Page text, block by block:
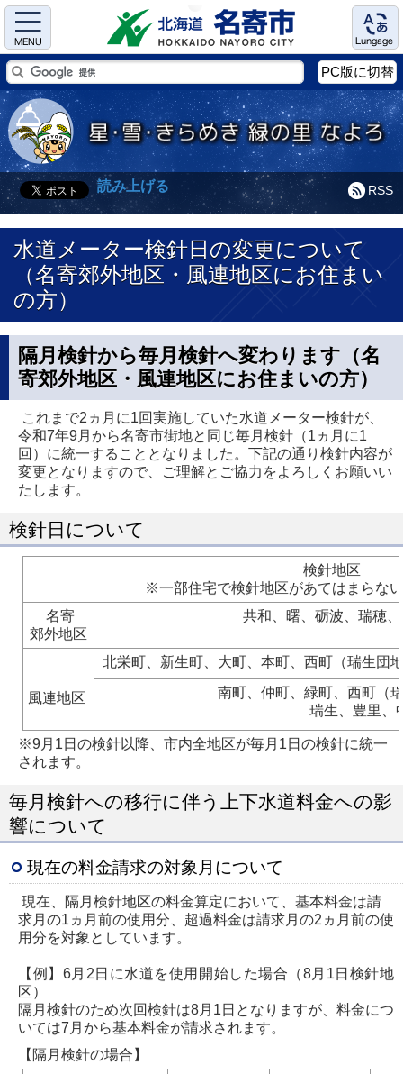
Menu Language
PC版に切替
RSS
読み上げる
水道メーター検針日の変更について
（名寄郊外地区・風連地区にお住まい
の方）
隔月検針から毎月検針へ変わります（名
寄郊外地区・風連地区にお住まいの方）
これまで2ヵ月に1回実施していた水道メーター検針が、
令和7年9月から名寄市街地と同じ毎月検針（1ヵ月に1
回）に統一することとなりました。下記の通り検針内容が
変更となりますので、ご理解とご協力をよろしくお願いい
たします。
検針日について
検針地区
※一部住宅で検針地区があてはまらな
名寄
郊外地区
共和、曙、砺波、瑞穂
風連地区
北栄町、新生町、大町、本町、西町（瑞生団
南町、仲町、緑町、西町（
瑞生、豊里、
※9月1日の検針以降、市内全地区が毎月1日の検針に統一
されます。
毎月検針への移行に伴う上下水道料金への影
響について
現在の料金請求の対象月について
現在、隔月検針地区の料金算定において、基本料金は請
求月の1ヵ月前の使用分、超過料金は請求月の2ヵ月前の使
用分を対象としています。
【例】6月2日に水道を使用開始した場合（8月1日検針地
区）
隔月検針のため次回検針は8月1日となりますが、料金につ
いては7月から基本料金が請求されます。
【隔月検針の場合】